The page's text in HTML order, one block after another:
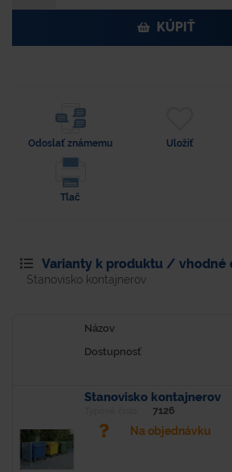
KÚPIŤ
Odoslať známemu Uložiť
Tlač
Varianty k produktu / vhodné
Stanovisko kontajnerov
Názov
Dostupnosť
Stanovisko kontajnerov
7126
Na objednávku